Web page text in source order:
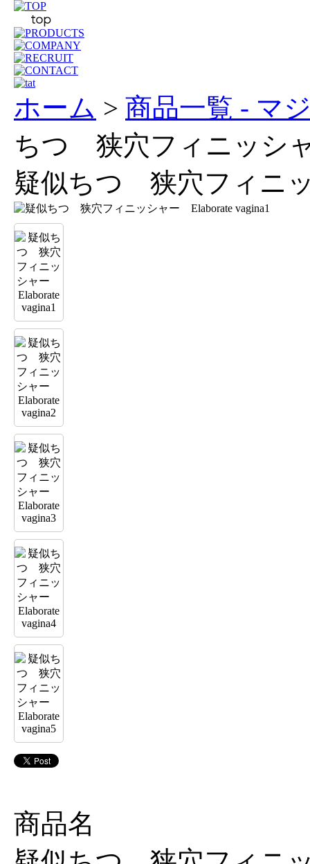
ホーム > 商品一覧 - マ
ちつ 狭穴フィニッシ
疑似ちつ 狭穴フィニ
商品名